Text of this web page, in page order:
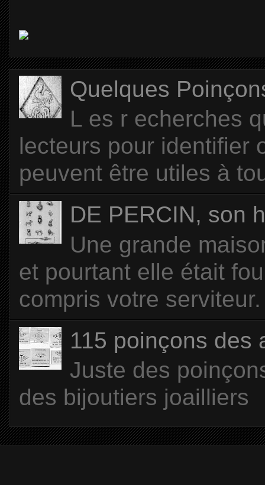
Quelques
L es r echerches
lecteurs pour identifier
peuvent être utiles à
DE PERCIN, son
Une grande
et pourtant elle était
compris votre
115 poinçons des
Juste des
des bijoutiers joailliers